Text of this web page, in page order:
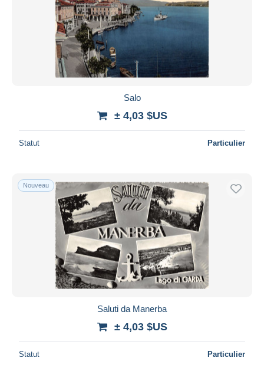
Salo
± 4,03 $US
Statut Particulier
Nouveau
Saluti da Manerba
± 4,03 $US
Statut Particulier